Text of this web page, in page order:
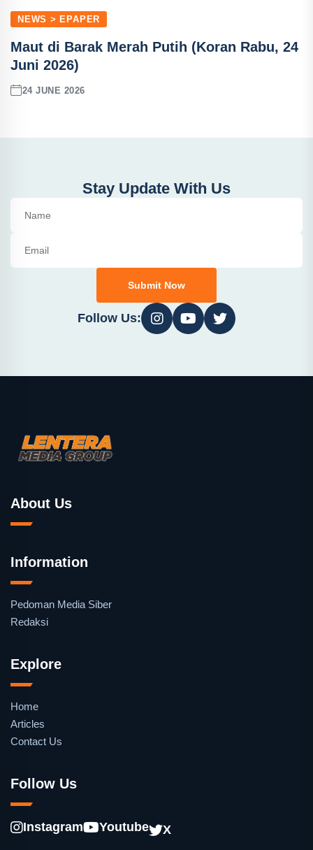
NEWS > EPAPER
Maut di Barak Merah Putih (Koran Rabu, 24
Juni 2026)
24 JUNE 2026
Stay Update With Us
Submit Now
Follow Us:
About Us
Information
Pedoman Media Siber
Redaksi
Explore
Home
Articles
Contact Us
Follow Us
Instagram Youtube X